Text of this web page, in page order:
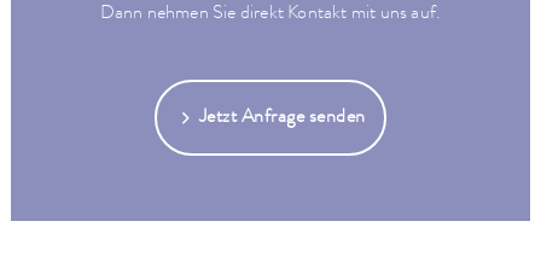
Dann nehmen Sie direkt Kontakt mit uns auf.
Jetzt Anfrage senden